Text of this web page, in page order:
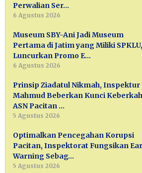
Perwalian Ser…
6 Agustus 2026
Museum SBY-Ani Jadi Museum
Pertama di Jatim yang Miliki SPKLU,
Luncurkan Promo E…
6 Agustus 2026
Prinsip Ziadatul Nikmah, Inspektur
Mahmud Beberkan Kunci
ASN Pacitan …
5 Agustus 2026
Optimalkan Pencegahan Korupsi
Pacitan, Inspektorat Fungsikan
Warning Sebag…
5 Agustus 2026